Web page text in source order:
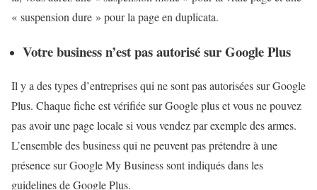
« suspension dure » pour la page en duplicata.
Votre business n’est pas autorisé sur Google Plus
Il y a des types d’entreprises qui ne sont pas autorisées sur Google
Plus. Chaque fiche est vérifiée sur Google plus et vous ne pouvez
pas avoir une page locale si vous vendez par exemple des armes.
L’ensemble des business qui ne peuvent pas prétendre à une
présence sur Google My Business sont indiqués dans les
guidelines de Google Plus.